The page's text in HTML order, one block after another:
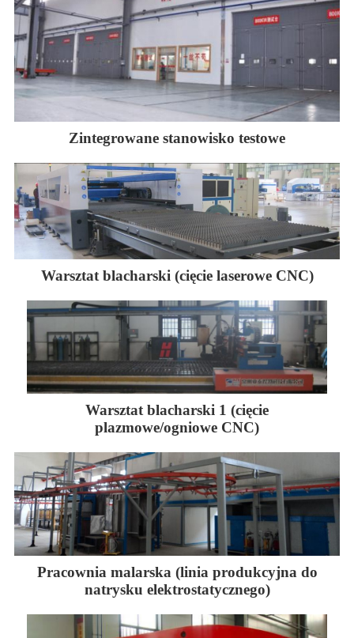
Zintegrowane stanowisko testowe
Warsztat blacharski (cięcie laserowe CNC)
Warsztat blacharski 1 (cięcie
plazmowe/ogniowe CNC)
Pracownia malarska (linia produkcyjna do
natrysku elektrostatycznego)